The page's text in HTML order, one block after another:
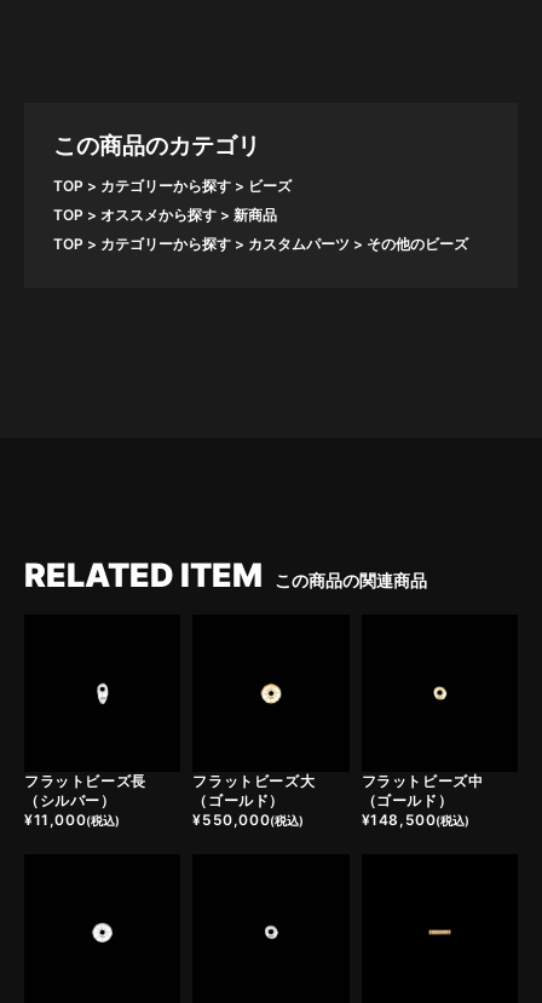
この商品のカテゴリ
TOP カテゴリーから探す
ビーズ
TOP
オススメから探す
新商品
TOP
カテゴリーから探す カスタムパーツ その他のビーズ
RELATED ITEM この商品の関連商品
フラットビーズ長
（シルバー）
¥11,000(税込)
フラットビーズ大
（ゴールド）
¥550,000(税込)
フラットビーズ中
（ゴールド）
¥148,500(税込)